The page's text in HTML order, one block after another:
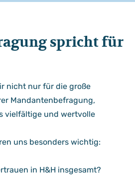
spricht für
nicht nur für die große
Mandantenbefragung,
vielfältige und wertvolle
uns besonders wichtig:
in H&H insgesamt?